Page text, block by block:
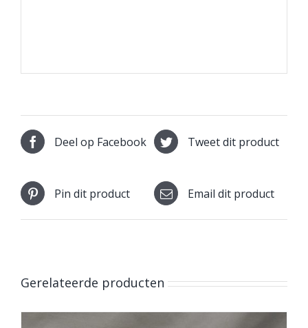
Deel op Facebook Tweet dit product
Pin dit product Email dit product
Gerelateerde producten